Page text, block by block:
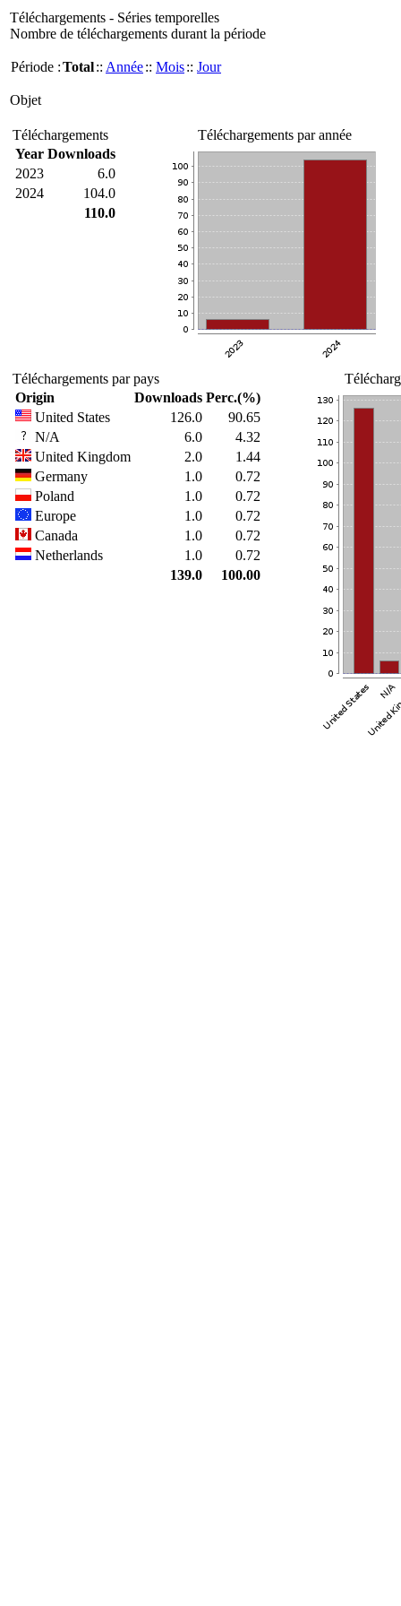
Téléchargements - Séries temporelles
Nombre de téléchargements durant la période
Période :Total:: Année:: Mois:: Jour
Objet
Téléchargements
Year Downloads
2023
6.0
2024
104.0
110.0
Téléchargements par année
Téléchargements par pays
Origin
Downloads Perc.(%)
United States
126.0
90.65
N/A
6.0
4.32
United Kingdom
2.0
1.44
Germany
1.0
0.72
Poland
1.0
0.72
Europe
1.0
0.72
Canada
1.0
0.72
Netherlands
1.0
0.72
139.0
100.00